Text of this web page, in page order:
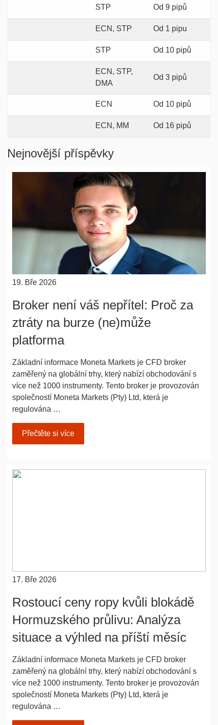
STP Od 9 pipů
ECN, STP Od 1 pipu
STP Od 10 pipů
ECN, STP,
DMA
Od 3 pipů
ECN Od 10 pipů
ECN, MM Od 16 pipů
Nejnovější příspěvky
19. Bře 2026
Broker není váš nepřítel: Proč za
ztráty na burze (ne)může
platforma
Základní informace Moneta Markets je CFD broker
zaměřený na globální trhy, který nabízí obchodování s
více než 1000 instrumenty. Tento broker je provozován
společností Moneta Markets (Pty) Ltd, která je
regulována …
Přečtěte si více
17. Bře 2026
Rostoucí ceny ropy kvůli blokádě
Hormuzského průlivu: Analýza
situace a výhled na příští měsíc
Základní informace Moneta Markets je CFD broker
zaměřený na globální trhy, který nabízí obchodování s
více než 1000 instrumenty. Tento broker je provozován
společností Moneta Markets (Pty) Ltd, která je
regulována …